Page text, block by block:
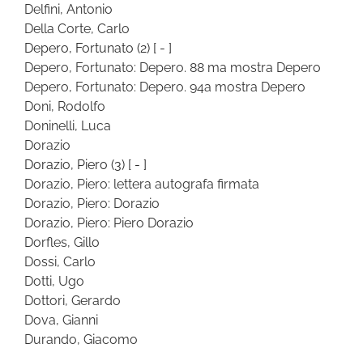
Delfini, Antonio
Della Corte, Carlo
Depero, Fortunato (2) [ - ]
Depero, Fortunato: Depero. 88 ma mostra Depero
Depero, Fortunato: Depero. 94a mostra Depero
Doni, Rodolfo
Doninelli, Luca
Dorazio
Dorazio, Piero (3) [ - ]
Dorazio, Piero: lettera autografa firmata
Dorazio, Piero: Dorazio
Dorazio, Piero: Piero Dorazio
Dorfles, Gillo
Dossi, Carlo
Dotti, Ugo
Dottori, Gerardo
Dova, Gianni
Durando, Giacomo